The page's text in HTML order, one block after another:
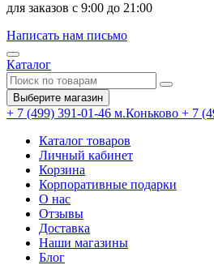
для заказов с 9:00 до 21:00
Написать нам письмо
Каталог
Выберите магазин
+ 7 (499) 391-01-46 м.Коньково + 7
Каталог товаров
Личный кабинет
Корзина
Корпоративные подарки
О нас
Отзывы
Доставка
Наши магазины
Блог